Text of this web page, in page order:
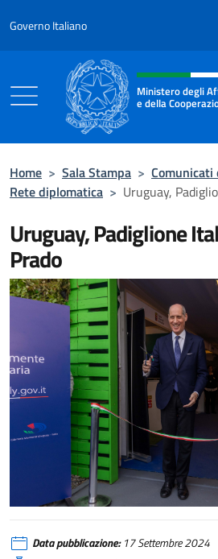
Governo Italiano
Intestazione sito,
Ministero degli
e della
Home > Sala Stampa > Comunicati
Rete diplomatica > Uruguay,
Uruguay, Padiglione
Prado
Uruguay, Padiglione Italia a Expo Prado
Data pubblicazione:17 Settembre 2024